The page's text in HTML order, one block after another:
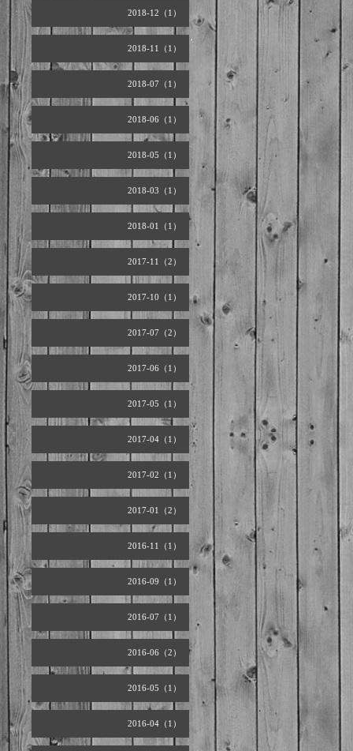
2018-12（1）
2018-11（1）
2018-07（1）
2018-06（1）
2018-05（1）
2018-03（1）
2018-01（1）
2017-11（2）
2017-10（1）
2017-07（2）
2017-06（1）
2017-05（1）
2017-04（1）
2017-02（1）
2017-01（2）
2016-11（1）
2016-09（1）
2016-07（1）
2016-06（2）
2016-05（1）
2016-04（1）